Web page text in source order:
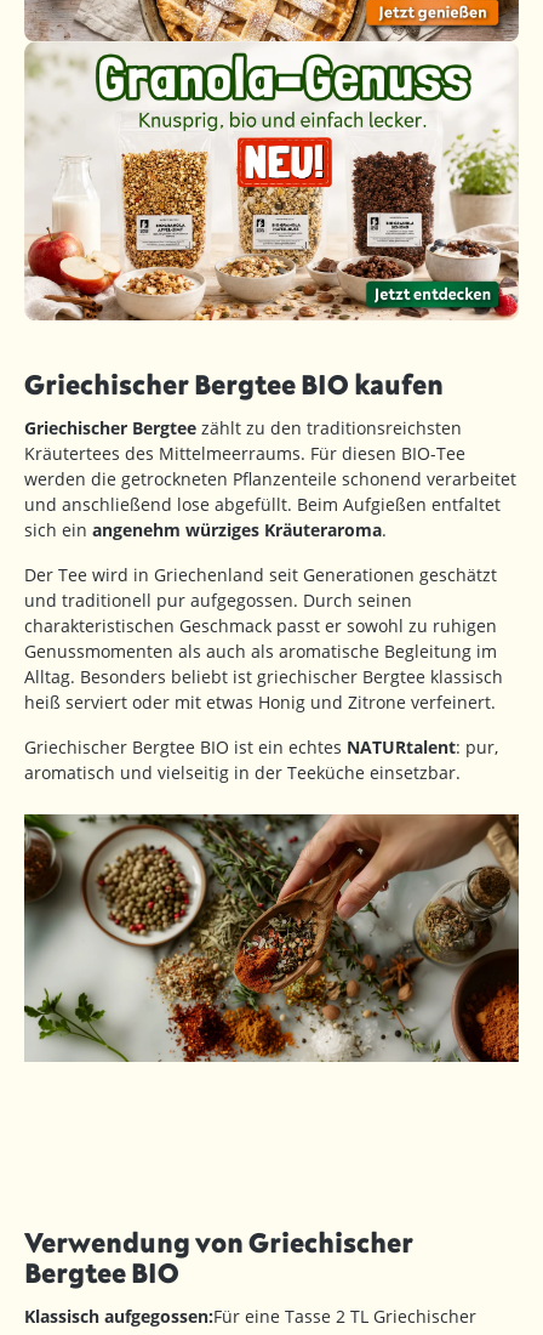
Griechischer Bergtee BIO kaufen
Griechischer Bergtee zählt zu den traditionsreichsten
Kräutertees des Mittelmeerraums. Für diesen BIO-Tee
werden die getrockneten Pflanzenteile schonend verarbeitet
und anschließend lose abgefüllt. Beim Aufgießen entfaltet
sich ein angenehm würziges Kräuteraroma.
Der Tee wird in Griechenland seit Generationen geschätzt
und traditionell pur aufgegossen. Durch seinen
charakteristischen Geschmack passt er sowohl zu ruhigen
Genussmomenten als auch als aromatische Begleitung im
Alltag. Besonders beliebt ist griechischer Bergtee klassisch
heiß serviert oder mit etwas Honig und Zitrone verfeinert.
Griechischer Bergtee BIO ist ein echtes NATURtalent: pur,
aromatisch und vielseitig in der Teeküche einsetzbar.
Verwendung von Griechischer
Bergtee BIO
Klassisch aufgegossen:Für eine Tasse 2 TL Griechischer